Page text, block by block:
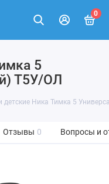
0
5
Т5У/ОЛ
детские Ника Тимка 5
Отзывы 0 Вопросы и